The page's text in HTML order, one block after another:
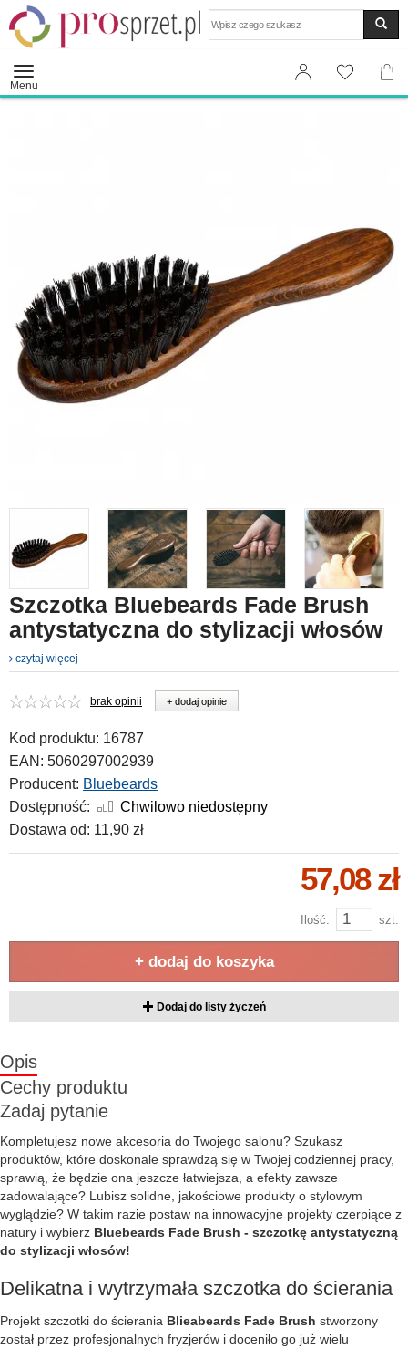
Menu
Szczotka Bluebeards Fade Brush
antystatyczna do stylizacji włosów
czytaj więcej
brak opinii + dodaj opinie
Kod produktu: 16787
EAN: 5060297002939
Producent: Bluebeards
Dostępność:
Chwilowo niedostępny
Dostawa od: 11,90 zł
57,08 zł
Ilość: szt.
+ dodaj do koszyka
Dodaj do listy życzeń
Opis
Cechy produktu
Zadaj pytanie
Kompletujesz nowe akcesoria do Twojego salonu? Szukasz
produktów, które doskonale sprawdzą się w Twojej codziennej pracy,
sprawią, że będzie ona jeszcze łatwiejsza, a efekty zawsze
zadowalające? Lubisz solidne, jakościowe produkty o stylowym
wyglądzie? W takim razie postaw na innowacyjne projekty czerpiące z
natury i wybierz Bluebeards Fade Brush - szczotkę antystatyczną
do stylizacji włosów!
Delikatna i wytrzymała szczotka do ścierania
Projekt szczotki do ścierania Blieabeards Fade Brush stworzony
został przez profesjonalnych fryzjerów i doceniło go już wielu